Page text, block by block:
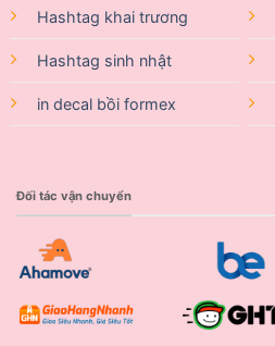
Hashtag khai trương
Hashtag sinh nhật
in decal bồi formex
Đối tác vận chuyển